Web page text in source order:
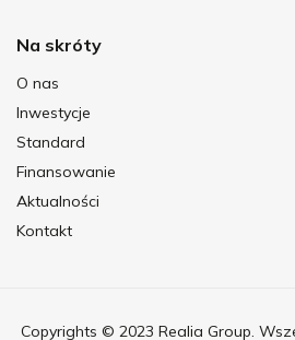
Na skróty
O nas
Inwestycje
Standard
Finansowanie
Aktualności
Kontakt
Copyrights © 2023 Realia Group.